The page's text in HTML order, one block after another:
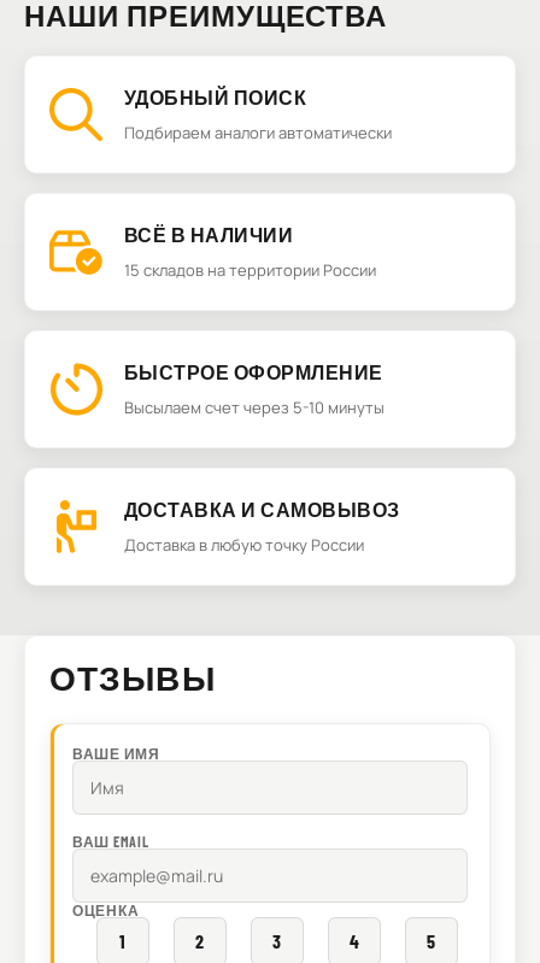
НАШИ ПРЕИМУЩЕСТВА
УДОБНЫЙ ПОИСК
Подбираем аналоги автоматически
ВСЁ В НАЛИЧИИ
15 складов на территории России
БЫСТРОЕ ОФОРМЛЕНИЕ
Высылаем счет через 5-10 минуты
ДОСТАВКА И САМОВЫВОЗ
Доставка в любую точку России
ОТЗЫВЫ
ВАШЕ ИМЯ
ВАШ EMAIL
ОЦЕНКА
1 2 3 4 5